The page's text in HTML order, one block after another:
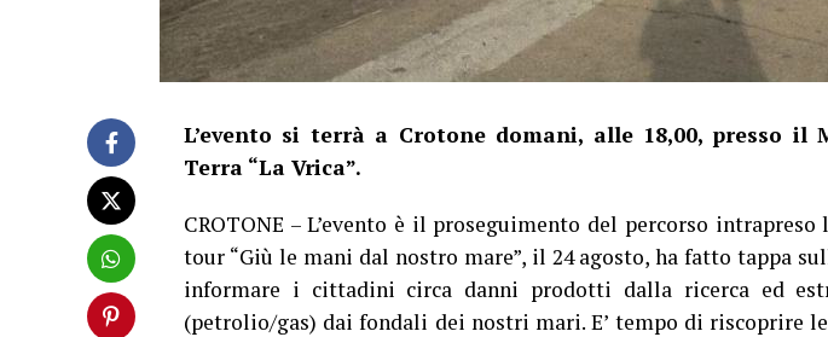
L’evento si terrà a Crotone domani, alle 18,00, presso il
Terra “La Vrica”.
CROTONE – L’evento è il proseguimento del percorso
tour “Giù le mani dal nostro mare”, il 24 agosto, ha fatto tappa
informare i cittadini circa danni prodotti dalla ricerca ed
(petrolio/gas) dai fondali dei nostri mari. E’ tempo di riscoprire